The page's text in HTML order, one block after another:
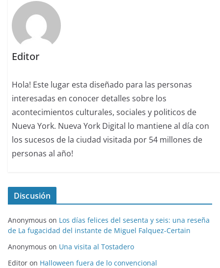
Editor
Hola! Este lugar esta diseñado para las personas
interesadas en conocer detalles sobre los
acontecimientos culturales, sociales y politicos de
Nueva York. Nueva York Digital lo mantiene al día con
los sucesos de la ciudad visitada por 54 millones de
personas al año!
Discusión
Anonymous on Los días felices del sesenta y seis: una reseña
de La fugacidad del instante de Miguel Falquez-Certain
Anonymous on Una visita al Tostadero
Editor on Halloween fuera de lo convencional